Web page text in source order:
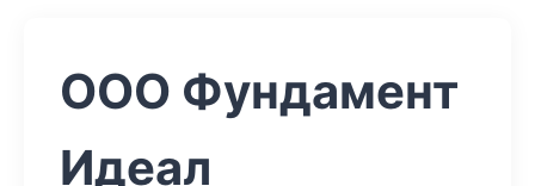
ООО Фундамент
Идеал